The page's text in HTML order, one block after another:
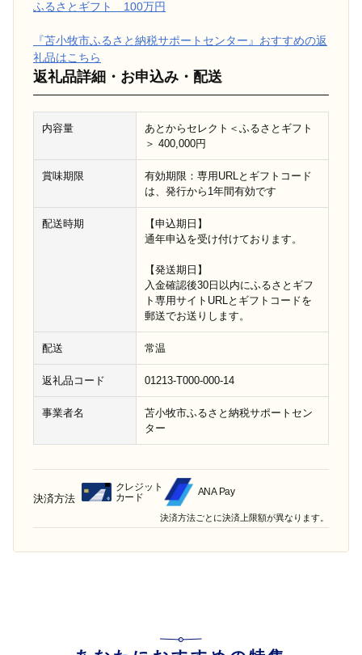
ふるさとギフト 100万円
『苫小牧市ふるさと納税サポートセンター』おすすめの返
礼品はこちら
返礼品詳細・お申込み・配送
内容量
あとからセレクト＜ふるさとギフト
＞ 400,000円
賞味期限
有効期限：専用URLとギフトコード
は、発行から1年間有効です
配送時期
【申込期日】
通年申込を受け付けております。
【発送期日】
入金確認後30日以内にふるさとギフ
ト専用サイトURLとギフトコードを
郵送でお送りします。
配送 常温
返礼品コード 01213-T000-000-14
事業者名
苫小牧市ふるさと納税サポートセン
ター
決済方法
クレジット
カード
ANA Pay
決済方法ごとに決済上限額が異なります。